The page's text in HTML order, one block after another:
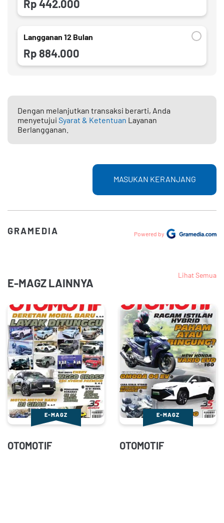
Rp 442.000
Langganan 12 Bulan
Rp 884.000
Dengan melanjutkan transaksi berarti, Anda
menyetujui Syarat & Ketentuan Layanan
Berlangganan.
MASUKAN KERANJANG
GRAMEDIA Powered by
E-MAGZ LAINNYA
Lihat Semua
E-MAGZ
OTOMOTIF
E-MAGZ
OTOMOTIF